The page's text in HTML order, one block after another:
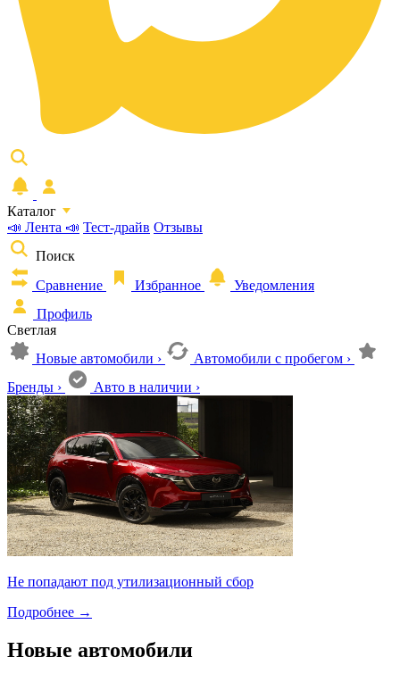
Каталог
📣 Лента 📣 Тест-драйв Отзывы
Поиск
Сравнение
Избранное
Уведомления
Профиль
Светлая
Новые автомобили › Автомобили с пробегом ›
Бренды › Авто в наличии ›
Не попадают под утилизационный сбор
Подробнее →
Новые автомобили